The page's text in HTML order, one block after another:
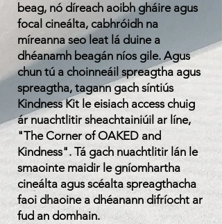
beag, nó díreach aoibh gháire agus
focal cineálta, cabhróidh na
míreanna seo leat lá duine a
dhéanamh beagán níos gile. Agus
chun tú a choinneáil spreagtha agus
spreagtha, tagann gach síntiús
Kindness Kit le eisiach access chuig
ár nuachtlitir sheachtainiúil ar líne,
"The Corner of OAKED and
Kindness". Tá gach nuachtlitir lán le
smaointe maidir le gníomhartha
cineálta agus scéalta spreagthacha
faoi dhaoine a dhéanann difríocht ar
fud an domhain.